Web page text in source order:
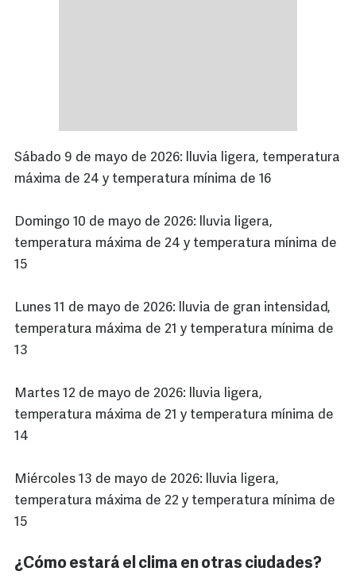
Sábado 9 de mayo de 2026: lluvia ligera, temperatura
máxima de 24 y temperatura mínima de 16
Domingo 10 de mayo de 2026: lluvia ligera,
temperatura máxima de 24 y temperatura mínima de
15
Lunes 11 de mayo de 2026: lluvia de gran intensidad,
temperatura máxima de 21 y temperatura mínima de
13
Martes 12 de mayo de 2026: lluvia ligera,
temperatura máxima de 21 y temperatura mínima de
14
Miércoles 13 de mayo de 2026: lluvia ligera,
temperatura máxima de 22 y temperatura mínima de
15
¿Cómo estará el clima en otras ciudades?